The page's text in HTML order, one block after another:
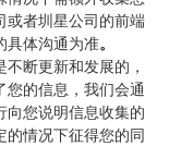
或者圳星公司的前端
具体沟通为准。
断更新和发展的，
的信息，我们会通
向您说明信息收集的
的情况下征得您的同